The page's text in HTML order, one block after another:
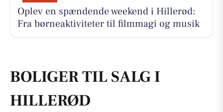
Oplev en spændende weekend i Hillerød:
Fra børneaktiviteter til filmmagi og musik
BOLIGER TIL SALG I
HILLERØD